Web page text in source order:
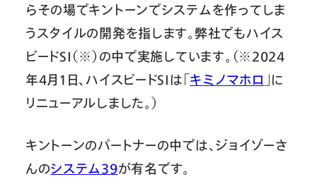
らその場でキントーンでシステムを作ってしま
うスタイルの開発を指します。弊社でもハイス
ピードSI（※）の中で実施しています。（※2024
年4月1日、ハイスピードSIは「キミノマホロ 」に
リニューアルしました。）
キントーンのパートナーの中では、ジョイゾーさ
んのシステム39が有名です。